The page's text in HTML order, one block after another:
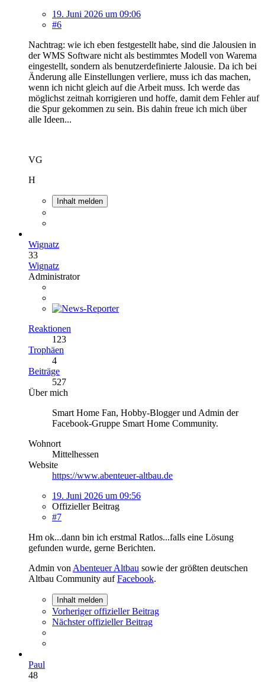
19. Juni 2026 um 09:06
#6
Nachtrag: wie ich eben festgestellt habe, sind die Jalousien in
der WMS Software nicht als bestimmtes Modell von Warema
eingestellt, sondern als benutzerdefinierte Jalousie. Da ich bei
Änderung alle Einstellungen verliere, muss ich das machen,
wenn ich nicht gleich auf die Arbeit muss. Ich werde das
möglichst zeitnah korrigieren und hoffe, damit dem Fehler auf
die Spur gekommen zu sein. Bis dahin freue ich mich über
alle Ideen...
VG
H
Inhalt melden
Wignatz
33
Wignatz
Administrator
Reaktionen
123
Trophäen
4
Beiträge
527
Über mich
Smart Home Fan, Hobby-Blogger und Admin der
Facebook-Gruppe Smart Home Community.
Wohnort
Mittelhessen
Website
https://www.abenteuer-altbau.de
19. Juni 2026 um 09:56
Offizieller Beitrag
#7
Hm ok...dann bin ich erstmal Ratlos...falls eine Lösung
gefunden wurde, gerne Berichten.
Admin vonAbenteuer Altbau sowie der größten deutschen
Altbau Community aufFacebook.
Inhalt melden
Vorheriger offizieller Beitrag
Nächster offizieller Beitrag
Paul
48